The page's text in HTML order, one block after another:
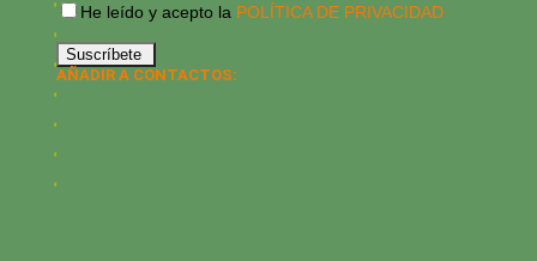
He leído y acepto la POLÍTICA DE PRIVACIDAD
AÑADIR A CONTACTOS: